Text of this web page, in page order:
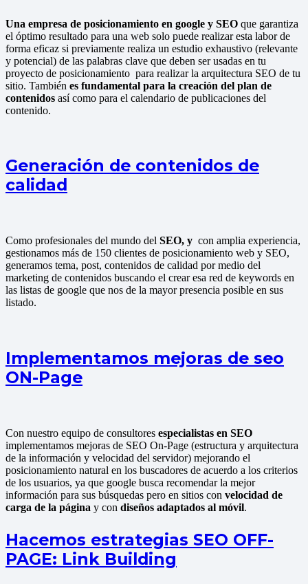
Una empresa de posicionamiento en google y SEO que garantiza
el óptimo resultado para una web solo puede realizar esta labor de
forma eficaz si previamente realiza un estudio exhaustivo (relevante
y potencial) de las palabras clave que deben ser usadas en tu
proyecto de posicionamiento para realizar la arquitectura SEO de tu
sitio. También es fundamental para la creación del plan de
contenidos así como para el calendario de publicaciones del
contenido.
Generación de contenidos de
calidad
Como profesionales del mundo del SEO, y con amplia experiencia,
gestionamos más de 150 clientes de posicionamiento web y SEO,
generamos tema, post, contenidos de calidad por medio del
marketing de contenidos buscando el crear esa red de keywords en
las listas de google que nos de la mayor presencia posible en sus
listado.
Implementamos mejoras de seo
ON-Page
Con nuestro equipo de consultores especialistas en SEO
implementamos mejoras de SEO On-Page (estructura y arquitectura
de la información y velocidad del servidor) mejorando el
posicionamiento natural en los buscadores de acuerdo a los criterios
de los usuarios, ya que google busca recomendar la mejor
información para sus búsquedas pero en sitios con velocidad de
carga de la página y con diseños adaptados al móvil.
Hacemos estrategias SEO OFF-
PAGE: Link Building